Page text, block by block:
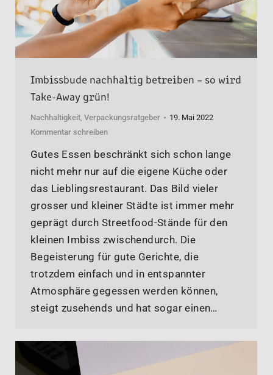
Imbissbude nachhaltig betreiben – so wird
Take-Away grün!
Nachhaltigkeit Verpackungsratgeber
19. Mai 2022
Kommentar schreiben
Gutes Essen beschränkt sich schon lange
nicht mehr nur auf die eigene Küche oder
das Lieblingsrestaurant. Das Bild vieler
grosser und kleiner Städte ist immer mehr
geprägt durch Streetfood-Stände für den
kleinen Imbiss zwischendurch. Die
Begeisterung für gute Gerichte, die
trotzdem einfach und in entspannter
Atmosphäre gegessen werden können,
steigt zusehends und hat sogar einen…